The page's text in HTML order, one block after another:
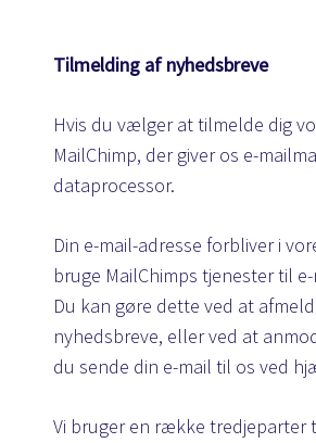
Tilmelding af nyhedsbreve
Hvis du vælger at tilmelde dig
MailChimp, der giver os e-
dataprocessor.
Din e-mail-adresse forbliver i
bruge MailChimps tjenester til
Du kan gøre dette ved at
nyhedsbreve, eller ved at
du sende din e-mail til os ved
Vi bruger en række tredjeparter